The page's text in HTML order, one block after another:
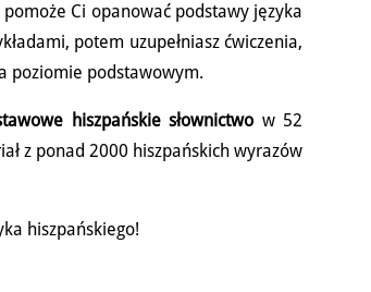
Ci opanować podstawy języka
potem uzupełniasz ćwiczenia,
poziomie podstawowym.
hiszpańskie słownictwo w 52
z ponad 2000 hiszpańskich wyrazów
hiszpańskiego!